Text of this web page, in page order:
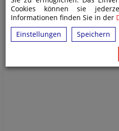
Cookies können sie
Informationen finden Sie in der
Einstellungen
Speichern